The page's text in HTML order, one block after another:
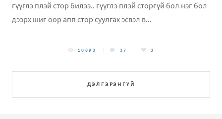
гүүглэ плэй стор билээ.. гүүглэ плэй сторгүй бол нэг бол
дээрх шиг өөр апп стор суулгах эсвэл в...
ДЭЛГЭРЭНГҮЙ
10893 37 3